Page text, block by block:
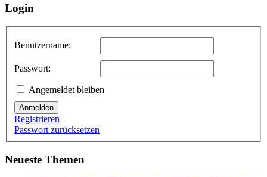
Login
Benutzername:
Passwort:
Angemeldet bleiben
Anmelden
Registrieren
Passwort zurücksetzen
Neueste Themen